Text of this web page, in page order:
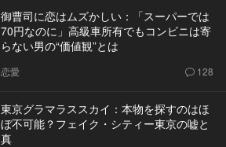
御曹司に恋はムズかしい：「スーパーでは
70円なのに」高級車所有でもコンビニは寄
らない男の“価値観”とは
恋愛 128
東京グラマラススカイ：本物を探すのはほ
ぼ不可能？フェイク・シティー東京の嘘と
真